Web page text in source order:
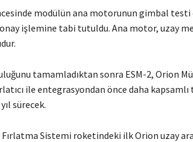
modülün ana motorunun gimbal testi
işlemine tabi tutuldu. Ana motor, uzay
tamamladıktan sonra ESM-2, Orion
ile entegrasyondan önce daha
sürecek.
Fırlatma Sistemi roketindeki ilk Orion uzay